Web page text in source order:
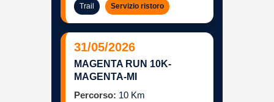
Trail Servizio ristoro
31/05/2026
MAGENTA RUN 10K-
MAGENTA-MI
Percorso: 10 Km